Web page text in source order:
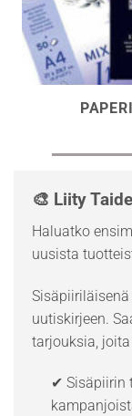
🎨 Liity
Haluatko
uusista
uutiskirjeen.
tarjouksia,
✔ Sisäpiirin